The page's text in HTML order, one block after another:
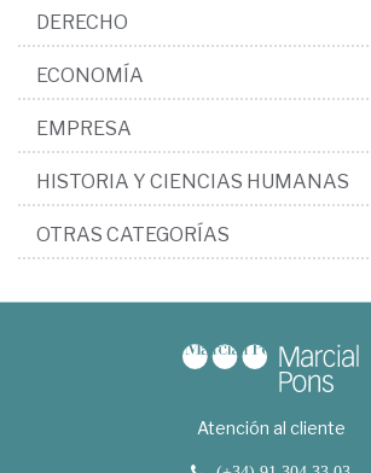
DERECHO
ECONOMÍA
EMPRESA
HISTORIA Y CIENCIAS HUMANAS
OTRAS CATEGORÍAS
Atención al cliente